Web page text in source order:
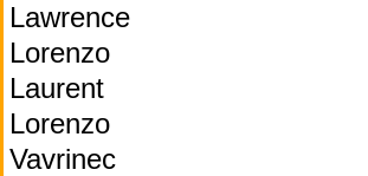
Lawrence
Lorenzo
Laurent
Lorenzo
Vavrinec